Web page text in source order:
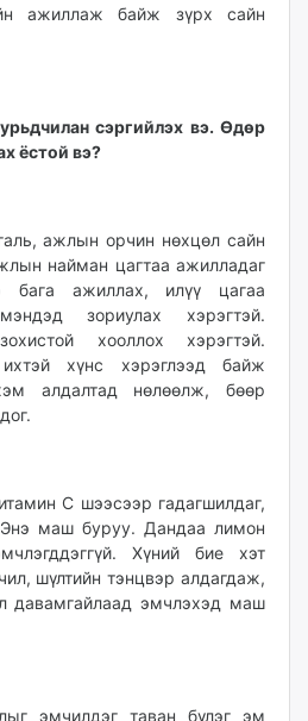
ажиллаж байж зүрх сайн
сэргийлэх вэ. Өдөр
ёстой вэ?
ажлын орчин нөхцөл сайн
найман цагтаа ажилладаг
бага ажиллах, илүү цагаа
зориулах хэрэгтэй.
хооллох хэрэгтэй.
хүнс хэрэглээд байж
алдалтад нөлөөлж, бөөр
C шээсээр гадагшилдаг,
Энэ маш буруу. Дандаа лимон
Хүний бие хэт
шүлтийн тэнцвэр алдагдаж,
давамгайлаад эмчлэхэд маш
эмчилдэг таван бүлэг эм